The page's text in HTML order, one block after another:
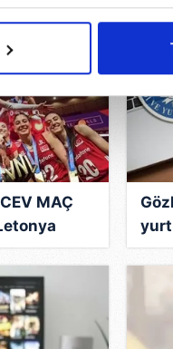
noktada, reklamların
hedefli
ve üçüncü kişilere ait
çerezler bilgi toplumu
ve
rızanız dahilinde
Çerezlere
Aydınlatma Metnimizi
tıklayınız
MAÇ
hangi
yurt